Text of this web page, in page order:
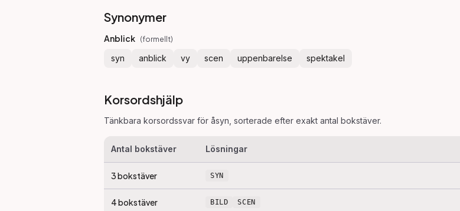
Synonymer
Anblick (formellt)
syn anblick vy scen uppenbarelse spektakel
Korsordshjälp
Tänkbara korsordssvar för åsyn , sorterade efter exakt antal bokstäver.
Antal bokstäver Lösningar
3bokstäver SYN
4bokstäver BILD SCEN